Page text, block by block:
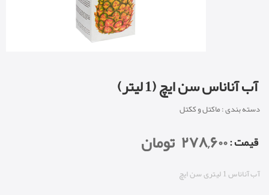
آب آناناس سن ایچ (1 لیتر)
دسته بندی : ماکتل و ککتل
: قیمت ۲۷۸,۶۰۰ تومان
آب آناناس 1 لیتری سن ایچ